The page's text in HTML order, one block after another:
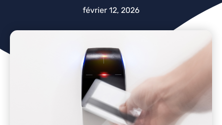
février 12, 2026